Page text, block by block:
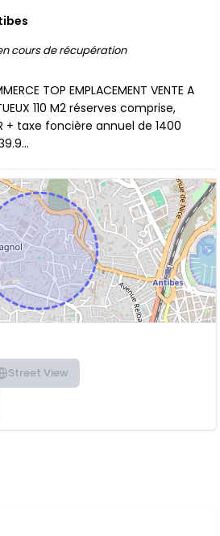
cours de récupération
TOP EMPLACEMENT VENTE A
110 M2 réserves comprise,
+ taxe foncière annuel de 1400
Street View